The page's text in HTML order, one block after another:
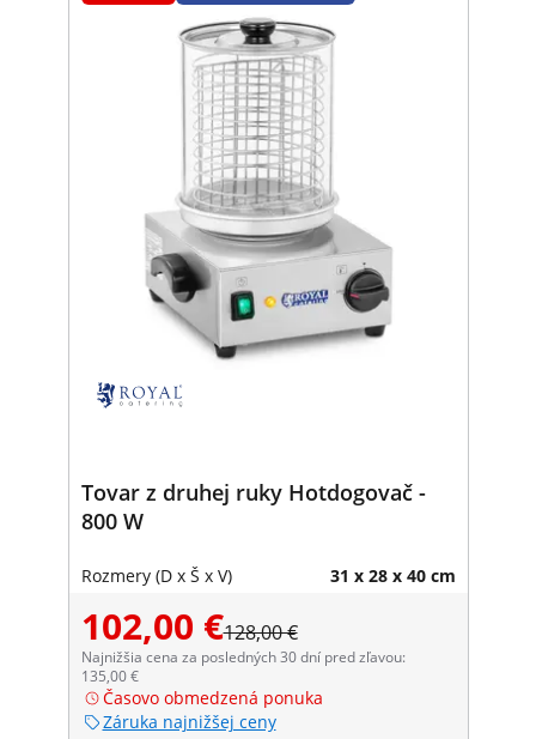
Tovar z druhej ruky Hotdogovač -
800 W
Rozmery (D x Š x V) 31 x 28 x 40 cm
102,00 €128,00 €
Najnižšia cena za posledných 30 dní pred zľavou:
135,00 €
Časovo obmedzená ponuka
Záruka najnižšej ceny